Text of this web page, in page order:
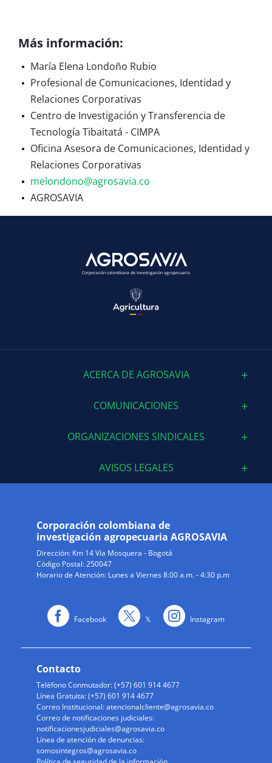
Más información:
María Elena Londoño Rubio
Profesional de Comunicaciones, Identidad y
Relaciones Corporativas
Centro de Investigación y Transferencia de
Tecnología Tibaitatá - CIMPA
Oficina Asesora de Comunicaciones, Identidad y
Relaciones Corporativas
melondono@agrosavia.co
AGROSAVIA
Corporación colombiana de investigación agropecuaria
ACERCA DE AGROSAVIA
COMUNICACIONES
ORGANIZACIONES SINDICALES
AVISOS LEGALES
Corporación colombiana de
investigación agropecuaria AGROSAVIA
Dirección: Km 14 Vía Mosquera - Bogotá
Código Postal: 250047
Horario de Atención: Lunes a Viernes 8:00 a.m. - 4:30 p.m
Facebook 𝕏 Instagram
Contacto
Teléfono Conmutador: (+57) 601 914 4677
Línea Gratuita: (+57) 601 914 4677
Correo Institucional:atencionalcliente@agrosavia.co
Correo de notificaciones judiciales:
notificacionesjudiciales@agrosavia.co
Línea de atención de denuncias:
somosintegros@agrosavia.co